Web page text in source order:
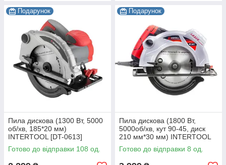
Подарунок
Пила дискова (1300 Вт, 5000
об/хв, 185*20 мм)
INTERTOOL [DT-0613]
Готово до відправки 108 од.
Подарунок
Пила дискова (1800 Вт,
5000об/хв, кут 90-45, диск
210 мм*30 мм) INTERTOOL
[WT-0621]
Готово до відправки 8 од.